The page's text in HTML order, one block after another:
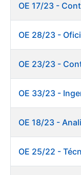
Mostrar/Ocultar
Mostrar/Ocultar
Mostrar/
OE 23/23 -
OE 25/22 -